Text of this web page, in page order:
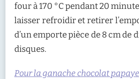
four à 170 °C pendant 20
laisser refroidir et retirer
d’un emporte pièce de 8 cm de
disques.
Pour la ganache chocolat